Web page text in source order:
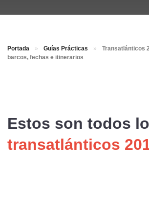
Portada » Guías Prácticas »
Transatlánticos
barcos, fechas e itinerarios
Estos son todos
transatlánticos